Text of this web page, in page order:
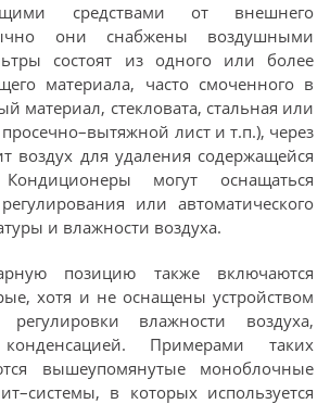
средствами от внешнего
они снабжены воздушными
состоят из одного или более
материала, часто смоченного в
материал, стекловата, стальная или
лист и т.п.), через
воздух для удаления содержащейся
могут оснащаться
или автоматического
и влажности воздуха.
позицию также включаются
хотя и не оснащены устройством
влажности воздуха,
Примерами таких
вышеупомянутые моноблочные
в которых используется